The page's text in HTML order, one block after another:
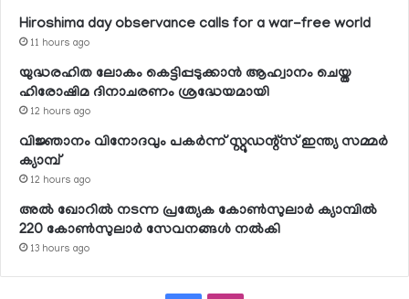
Hiroshima day observance calls for a war-free world
11 hours ago
യുദ്ധരഹിത ലോകം കെട്ടിപ്പടുക്കാന്‍ ആഹ്വാനം ചെയ്ത
ഹിരോഷിമ ദിനാചരണം ശ്രദ്ധേയമായി
12 hours ago
വിജ്ഞാനം വിനോദവും പകര്‍ന്ന് സ്റ്റുഡന്റ്‌സ് ഇന്ത്യ സമ്മര്‍
ക്യാമ്പ്
12 hours ago
അല്‍ ഖോറില്‍ നടന്ന പ്രത്യേക കോണ്‍സുലാര്‍ ക്യാമ്പില്‍
220 കോണ്‍സുലാര്‍ സേവനങ്ങള്‍ നല്‍കി
13 hours ago